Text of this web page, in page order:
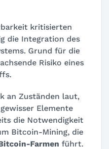
kritisierten
die Integration des
Grund für die
Risiko eines
an Zuständen laut,
Elemente
die Notwendigkeit
Bitcoin-Mining, die
Farmen führt.